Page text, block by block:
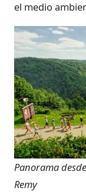
el medio
Panorama
Remy